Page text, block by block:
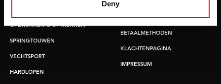
Deny
OPDRUKKEN & OPTREKKEN
SPRINGTOUWEN
VECHTSPORT
HARDLOPEN
RUILEN EN RETOURNEREN
BETAALMETHODEN
KLACHTENPAGINA
IMPRESSUM